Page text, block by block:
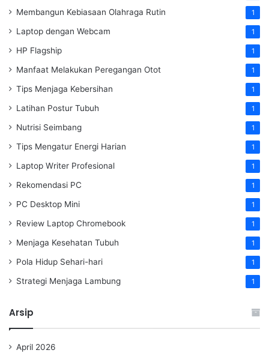
Membangun Kebiasaan Olahraga Rutin 1
Laptop dengan Webcam 1
HP Flagship 1
Manfaat Melakukan Peregangan Otot 1
Tips Menjaga Kebersihan 1
Latihan Postur Tubuh 1
Nutrisi Seimbang 1
Tips Mengatur Energi Harian 1
Laptop Writer Profesional 1
Rekomendasi PC 1
PC Desktop Mini 1
Review Laptop Chromebook 1
Menjaga Kesehatan Tubuh 1
Pola Hidup Sehari-hari 1
Strategi Menjaga Lambung 1
Arsip
April 2026